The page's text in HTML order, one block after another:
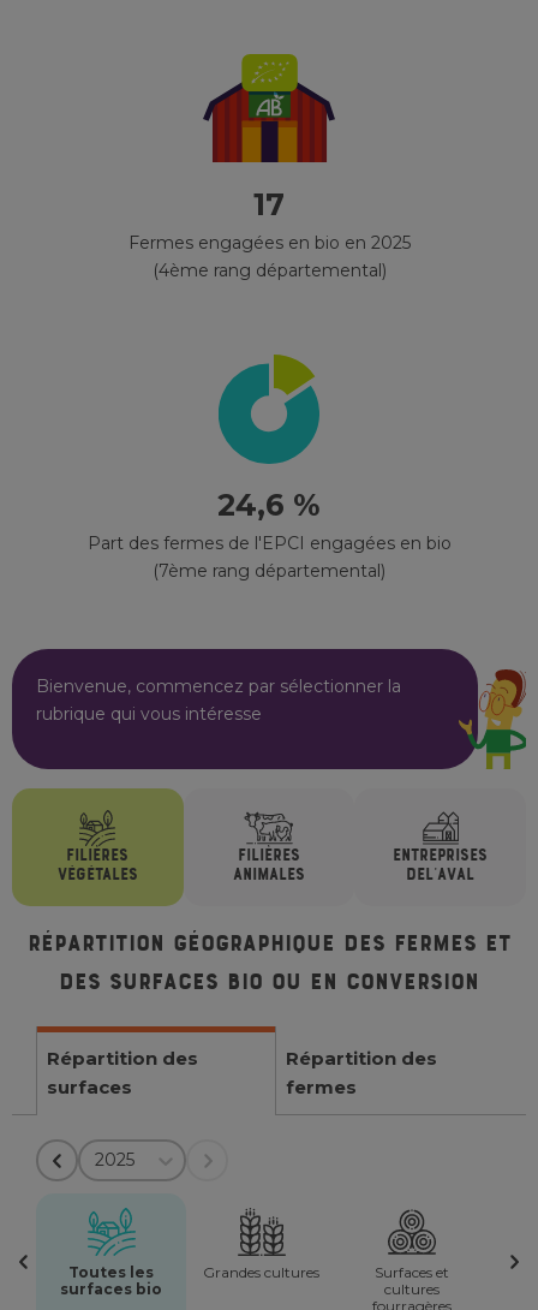
17
Fermes engagées en bio en 2025
(4ème rang départemental)
24,6 %
Part des fermes de l'EPCI engagées en bio
(7ème rang départemental)
Bienvenue, commencez par sélectionner la
rubrique qui vous intéresse
FILIÈRES
VÉGÉTALES
FILIÈRES
ANIMALES
ENTREPRISES
DEL'AVAL
Répartition géographique des fermes et
des surfaces bio ou en conversion
Répartition des
surfaces
Répartition des
fermes
2025
Toutes les
surfaces bio
Grandes cultures
Surfaces et
cultures
fourragères